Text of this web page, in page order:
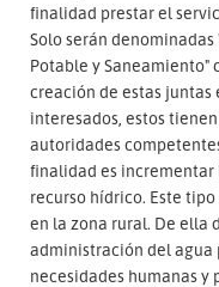
finalidad prestar el
Solo serán
Potable y Saneamiento"
creación de estas juntas
interesados, estos
autoridades
finalidad es incrementar
recurso hídrico. Este
en la zona rural. De ella
administración del agua
necesidades humanas y